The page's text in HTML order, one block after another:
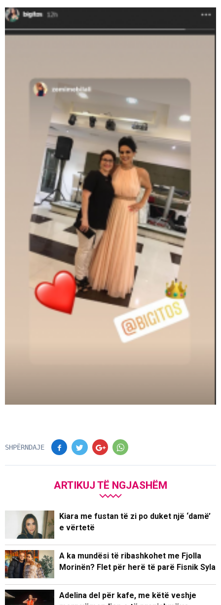
SHPËRNDAJE
ARTIKUJ TË NGJASHËM
Kiara me fustan të zi po duket një ‘damë’
e vërtetë
A ka mundësi të ribashkohet me Fjolla
Morinën? Flet për herë të parë Fisnik Syla
Adelina del për kafe, me këtë veshje